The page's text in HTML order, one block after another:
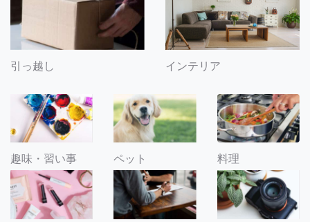
引っ越し インテリア
趣味・習い事 ペット 料理